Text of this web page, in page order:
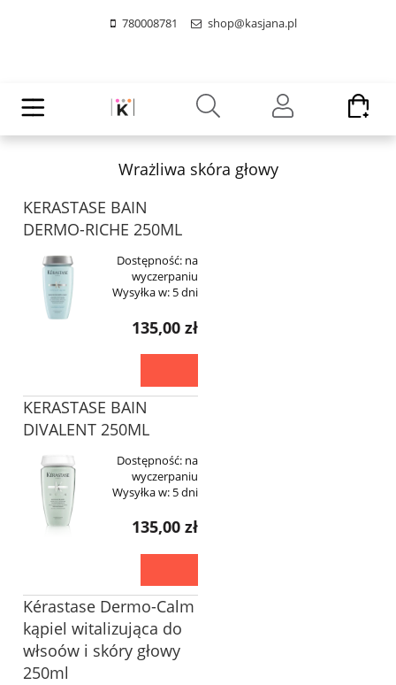
780008781 shop@kasjana.pl
Wrażliwa skóra głowy
KERASTASE BAIN
DERMO-RICHE 250ML
Dostępność: na
wyczerpaniu
Wysyłka w: 5 dni
135,00 zł
KERASTASE BAIN
DIVALENT 250ML
Dostępność: na
wyczerpaniu
Wysyłka w: 5 dni
135,00 zł
Kérastase Dermo-Calm
kąpiel witalizująca do
włsoów i skóry głowy
250ml